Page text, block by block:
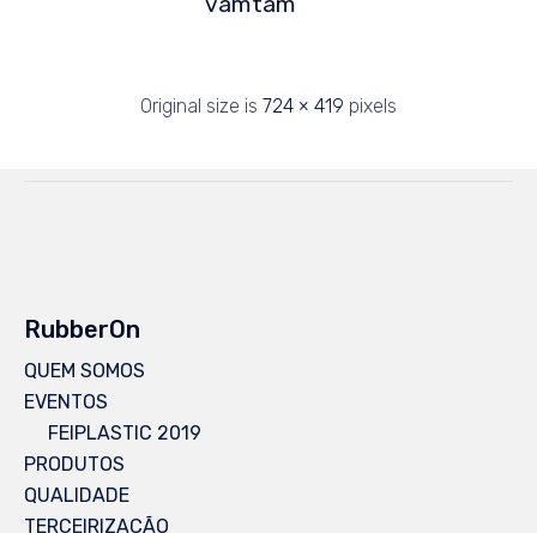
Original size is 724 × 419 pixels
RubberOn
QUEM SOMOS
EVENTOS
FEIPLASTIC 2019
PRODUTOS
QUALIDADE
TERCEIRIZAÇÃO